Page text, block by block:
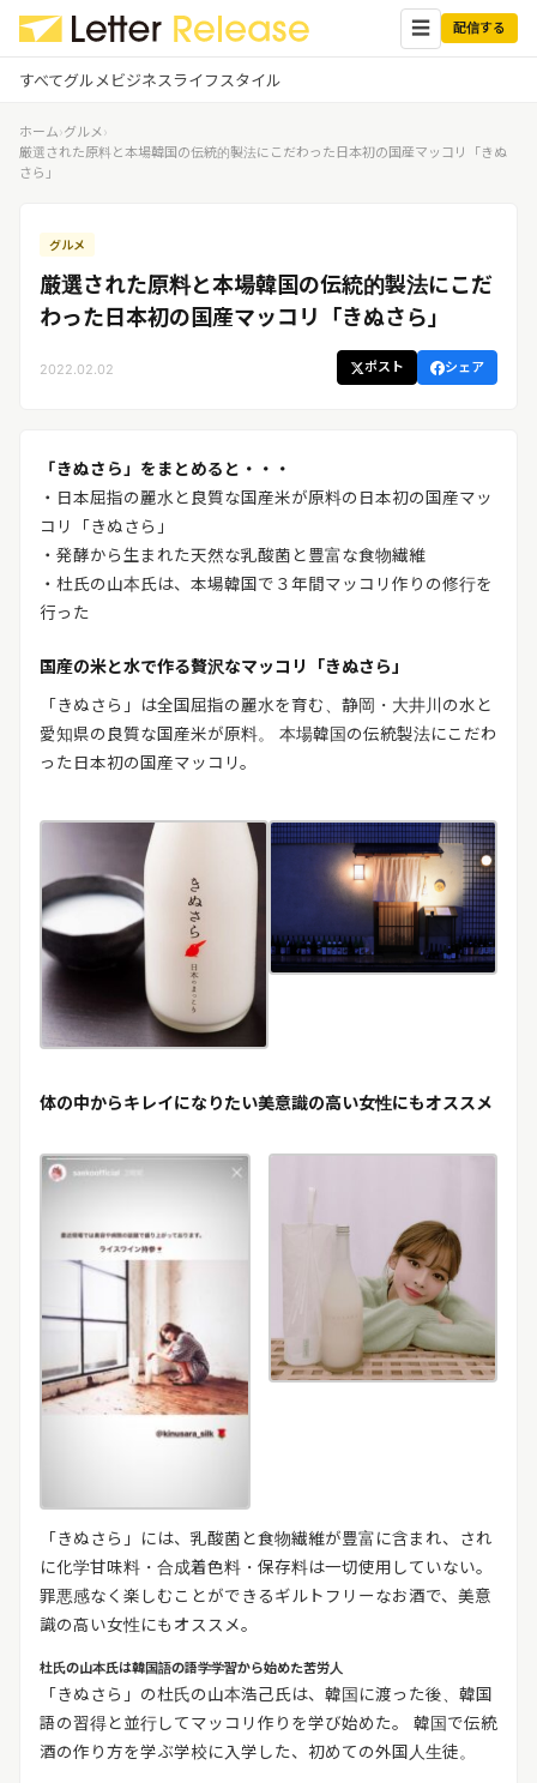
☰ 配信する
すべてグルメビジネスライフスタイル
グルメ
ビジネス
ログイン
リリースを配信する
ログイン ✕
企業ユーザーでログイン
する
受信 レターリリース受信ユーザー
メディアユーザーでログインする
ホーム›グルメ›
厳選された原料と本場韓国の伝統的製法にこだわった日本初の国産マッコリ「きぬ
さら」
グルメ
厳選された原料と本場韓国の伝統的製法にこだ
わった日本初の国産マッコリ「きぬさら」
2022.02.02 ポスト シェア
「きぬさら」をまとめると・・・
・日本屈指の麗水と良質な国産米が原料の日本初の国産マッ
コリ「きぬさら」
・発酵から生まれた天然な乳酸菌と豊富な食物繊維
・杜氏の山本氏は、本場韓国で３年間マッコリ作りの修行を
行った
国産の米と水で作る贅沢なマッコリ「きぬさら」
「きぬさら」は全国屈指の麗水を育む、静岡・大井川の水と
愛知県の良質な国産米が原料。 本場韓国の伝統製法にこだわ
った日本初の国産マッコリ。
体の中からキレイになりたい美意識の高い女性にもオススメ
「きぬさら」には、乳酸菌と食物繊維が豊富に含まれ、され
に化学甘味料・合成着色料・保存料は一切使用していない。
罪悪感なく楽しむことができるギルトフリーなお酒で、美意
識の高い女性にもオススメ。
杜氏の山本氏は韓国語の語学学習から始めた苦労人
「きぬさら」の杜氏の山本浩己氏は、韓国に渡った後、韓国
語の習得と並行してマッコリ作りを学び始めた。 韓国で伝統
酒の作り方を学ぶ学校に入学した、初めての外国人生徒。